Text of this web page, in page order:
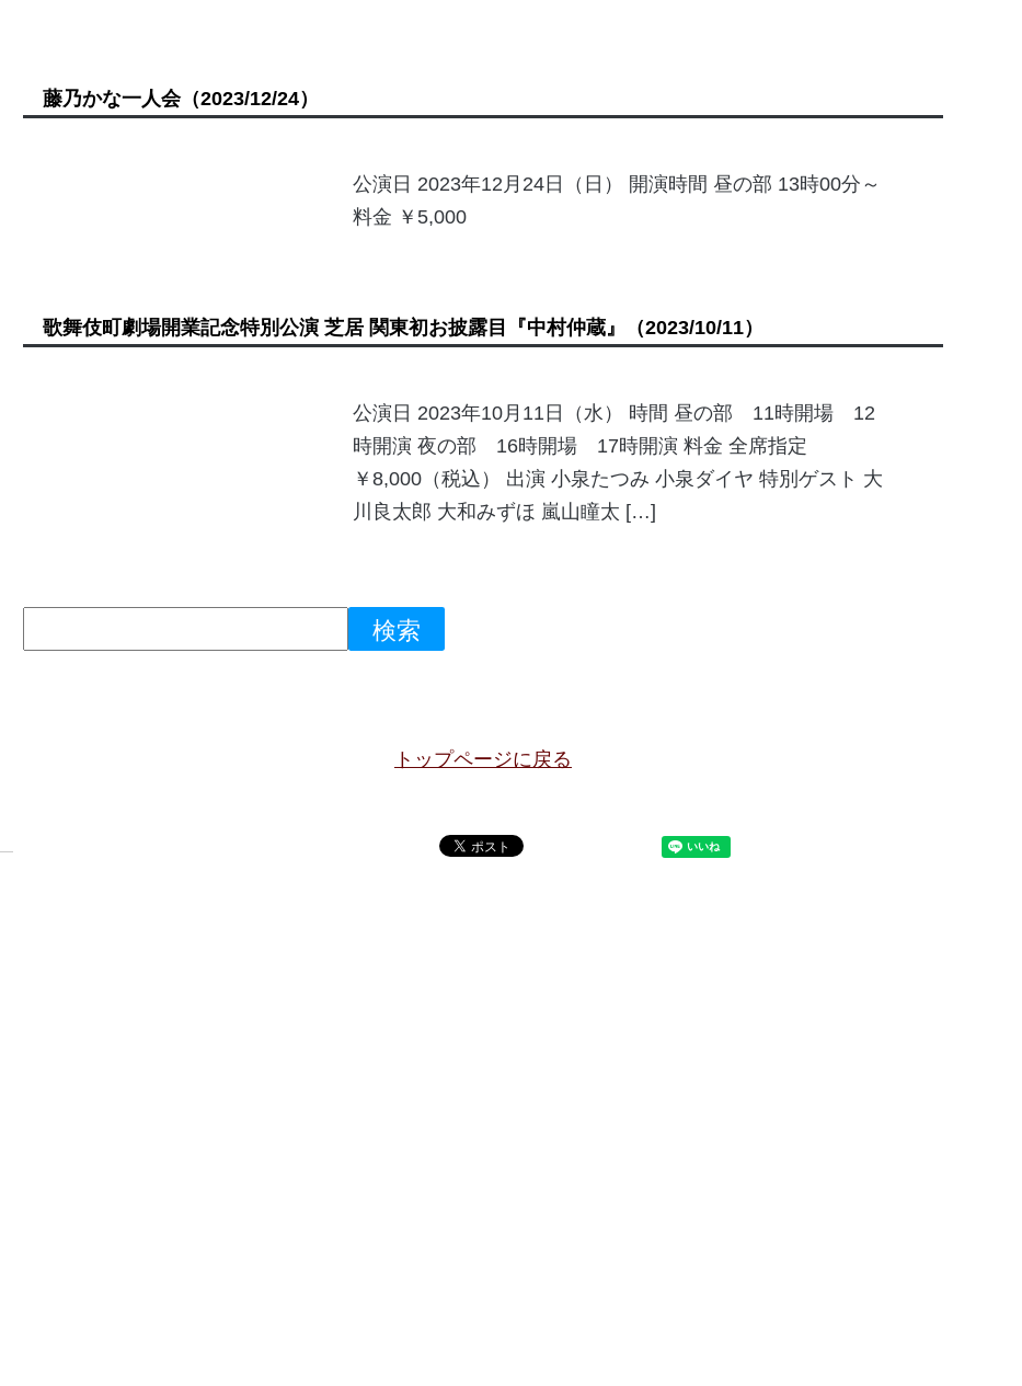
藤乃かな一人会（2023/12/24）
公演日 2023年12月24日（日） 開演時間 昼の部 13時00分～
料金 ￥5,000
歌舞伎町劇場開業記念特別公演 芝居 関東初お披露目『中村仲蔵』 （2023/10/11）
公演日 2023年10月11日（水） 時間 昼の部 11時開場 12
時開演 夜の部 16時開場 17時開演 料金 全席指定
￥8,000（税込） 出演 小泉たつみ 小泉ダイヤ 特別ゲスト 大
川良太郎 大和みずほ 嵐山瞳太 […]
トップページに戻る